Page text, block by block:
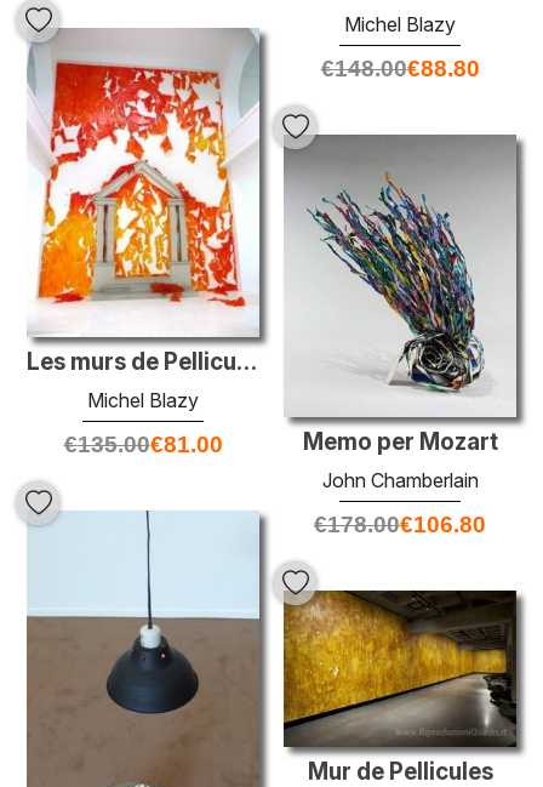
Michel Blazy
€148.00€88.80
Les murs de Pellicules arancione
Michel Blazy
€135.00€81.00 Memo per Mozart
John Chamberlain
€178.00€106.80
Mur de Pellicules